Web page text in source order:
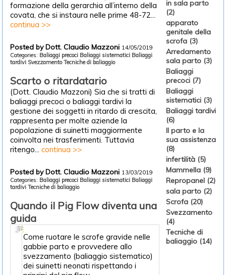
formazione della gerarchia all’interno della
covata, che si instaura nelle prime 48-72...
continua >>
Posted by Dott. Claudio Mazzoni 14/05/2019
Categories: Baliaggi precoci Baliaggi sistematici Baliaggi
tardivi Svezzamento Tecniche di baliaggio
Scarto o ritardatario
(Dott. Claudio Mazzoni) Sia che si tratti di
baliaggi precoci o baliaggi tardivi la
gestione dei soggetti in ritardo di crescita,
rappresenta per molte aziende la
popolazione di suinetti maggiormente
coinvolta nei trasferimenti. Tuttavia
ritengo...continua >>
Posted by Dott. Claudio Mazzoni 13/03/2019
Categories: Baliaggi precoci Baliaggi sistematici Baliaggi
tardivi Tecniche di baliaggio
Quando il Pig Flow diventa una
guida
Come ruotare le scrofe gravide nelle
gabbie parto e provvedere allo
svezzamento (baliaggio sistematico)
dei suinetti neonati rispettando i
in sala parto
(2)
apparato
genitale della
scrofa (3)
Arredamento
sala parto (3)
Baliaggi
precoci (7)
Baliaggi
sistematici (3)
Baliaggi tardivi
(6)
Il parto e la
sua assistenza
(8)
infertilità (5)
Mammella (9)
Repropanel (2)
sala parto (2)
Scrofa (20)
Svezzamento
(4)
Tecniche di
baliaggio (14)